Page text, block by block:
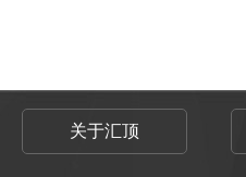
关于汇顶